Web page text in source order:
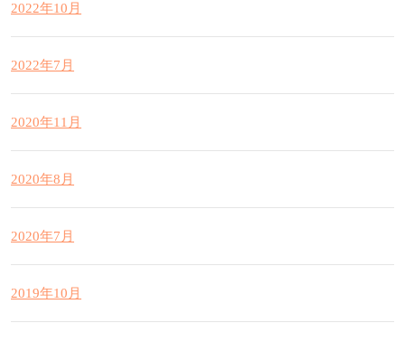
2022年10月
2022年7月
2020年11月
2020年8月
2020年7月
2019年10月